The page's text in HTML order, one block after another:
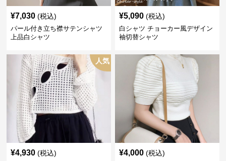
¥7,030 (税込)
パール付き立ち襟サテンシャツ
上品白シャツ
¥5,090 (税込)
白シャツ チョーカー風デザイン
袖切替シャツ
人気
¥4,930 (税込) ¥4,000 (税込)